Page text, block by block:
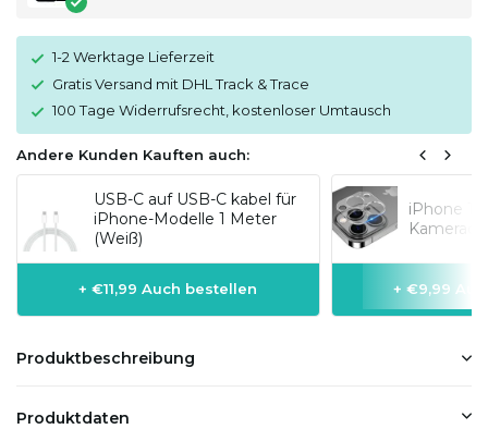
1-2 Werktage Lieferzeit
Gratis Versand mit DHL Track & Trace
100 Tage Widerrufsrecht, kostenloser Umtausch
Andere Kunden Kauften auch:
USB-C auf USB-C kabel für
iPhone-Modelle 1 Meter
(Weiß)
+ €11,99 Auch bestellen
iPhone
+ €9,99
Produktbeschreibung
Produktdaten